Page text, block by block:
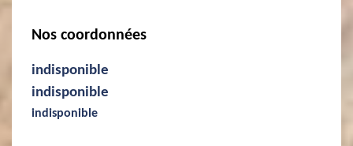
Nos coordonnées
indisponible
indisponible
indisponible